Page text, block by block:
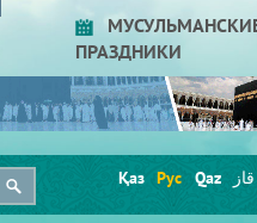
ПРАЗДНИКИ
Қаз Рус Qaz قاز